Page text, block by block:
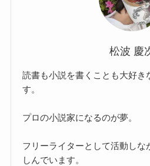
松波 慶
読書も小説を書くことも大好き
す。
プロの小説家になるのが夢。
フリーライターとして活動しな
しんでいます。